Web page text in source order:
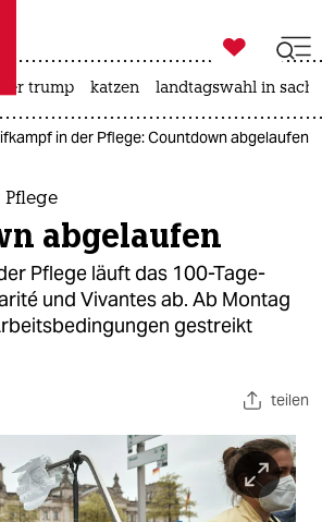
taz zahl ich
taz zahl ich

taz zahl ich
trump katzen landtagswahl in
in der Pflege: Countdown abgelaufen
abgelaufen
Pflege läuft das 100-Tage-
und Vivantes ab. Ab Montag
gestreikt
teilen